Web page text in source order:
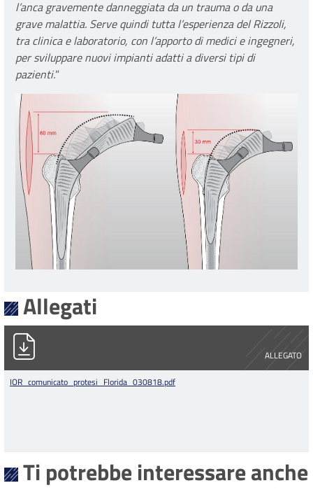
l’anca gravemente danneggiata da un trauma o da una
grave malattia. Serve quindi tutta l’esperienza del Rizzoli,
tra clinica e laboratorio, con l’apporto di medici e ingegneri,
per sviluppare nuovi impianti adatti a diversi tipi di
pazienti.”
Allegati
ALLEGATO
IOR_comunicato_protesi_Florida_030818.pdf
IOR_comunicato_protesi_Florida_030818.pdf
Ti potrebbe interessare anche